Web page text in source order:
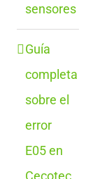
sensores
Guía
completa
sobre el
error
E05 en
Cecotec